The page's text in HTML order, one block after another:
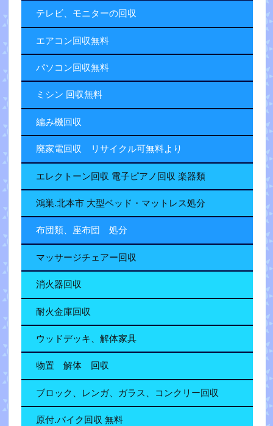
テレビ、モニターの回収
エアコン回収無料
パソコン回収無料
ミシン 回収無料
編み機回収
廃家電回収 リサイクル可無料より
エレクトーン回収 電子ピアノ回収 楽器類
鴻巣.北本市 大型ベッド・マットレス処分
布団類、座布団 処分
マッサージチェアー回収
消火器回収
耐火金庫回収
ウッドデッキ、解体家具
物置 解体 回収
ブロック、レンガ、ガラス、コンクリー回収
原付.バイク回収 無料